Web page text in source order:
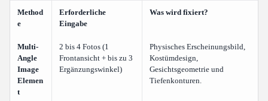
Method
e
Erforderliche
Eingabe
Was wird fixiert?
Multi-
Angle
Image
Elemen
t
2 bis 4 Fotos (1
Frontansicht + bis zu 3
Ergänzungswinkel)
Physisches Erscheinungsbild,
Kostümdesign,
Gesichtsgeometrie und
Tiefenkonturen.